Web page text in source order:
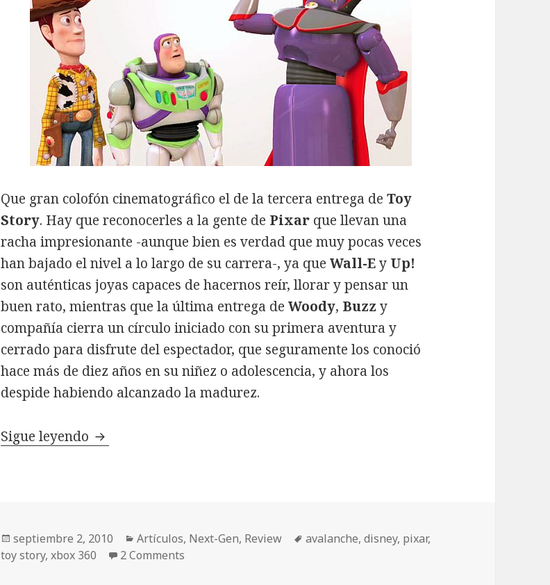
Que gran colofón cinematográfico el de la tercera entrega de Toy
Story. Hay que reconocerles a la gente de Pixar que llevan una
racha impresionante -aunque bien es verdad que muy pocas veces
han bajado el nivel a lo largo de su carrera-, ya queWall-Ey Up!
son auténticas joyas capaces de hacernos reír, llorar y pensar un
buen rato, mientras que la última entrega deWoody, Buzz y
compañía cierra un círculo iniciado con su primera aventura y
cerrado para disfrute del espectador, que seguramente los conoció
hace más de diez años en su niñez o adolescencia, y ahora los
despide habiendo alcanzado la madurez.
Sigue leyendo Review Toy Story 3 – Xbox 360
Publicado
el
septiembre 2, 2010 Categorías
Artículos, Next-Gen, Review Etiquetas
avalanche,disney, pixar,
toy story,xbox 360 2 Comments